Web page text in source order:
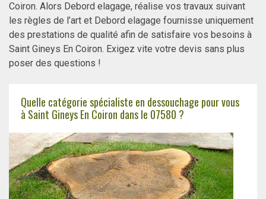
Coiron. Alors Debord elagage, réalise vos travaux suivant
les règles de l’art et Debord elagage fournisse uniquement
des prestations de qualité afin de satisfaire vos besoins à
Saint Gineys En Coiron. Exigez vite votre devis sans plus
poser des questions !
Quelle catégorie spécialiste en dessouchage pour vous
à Saint Gineys En Coiron dans le 07580 ?